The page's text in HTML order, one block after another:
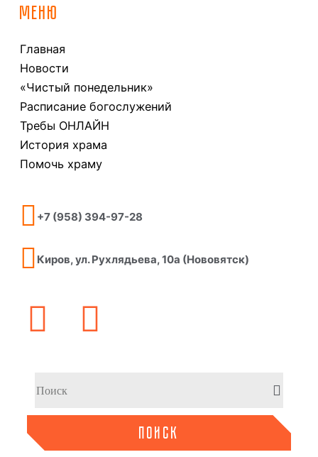
МЕНЮ
Главная
Новости
«Чистый понедельник»
Расписание богослужений
Требы ОНЛАЙН
История храма
Помочь храму
+7 (958) 394-97-28
Киров, ул. Рухлядьева, 10а (Нововятск)
ПОИСК